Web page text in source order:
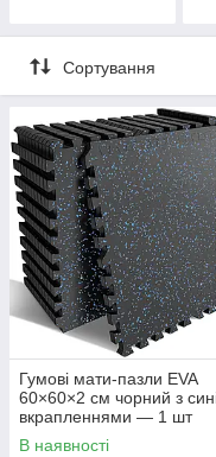
Сортування
Гумові мати-пазли EVA
60×60×2 см чорний з
вкрапленнями — 1 шт
В наявності